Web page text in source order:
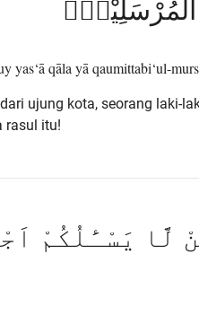
الْمُرْسَلِيْنَۙ
yas‘ā qāla yā qaumittabi‘ul-
ujung kota, seorang laki-
rasul itu!
لَّا يَسْـَٔلُكُمْ